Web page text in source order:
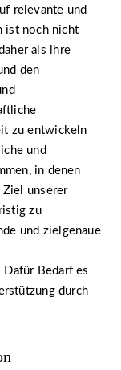
relevante und
ist noch nicht
als ihre
den
zu entwickeln
und
in denen
unserer
zu
und zielgenaue
Bedarf es
durch